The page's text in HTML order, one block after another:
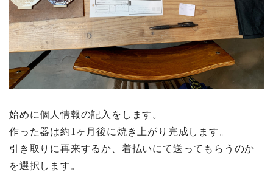
始めに個人情報の記入をします。
作った器は約1ヶ月後に焼き上がり完成します。
引き取りに再来するか、着払いにて送ってもらうのか
を選択します。